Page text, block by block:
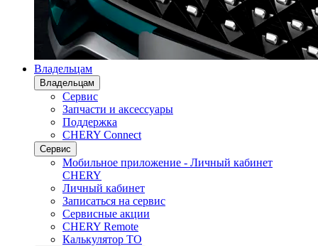
Владельцам
Владельцам
Сервис
Запчасти и аксессуары
Поддержка
CHERY Connect
Сервис
Мобильное приложение - Личный кабинет
CHERY
Личный кабинет
Записаться на сервис
Сервисные акции
CHERY Remote
Калькулятор ТО